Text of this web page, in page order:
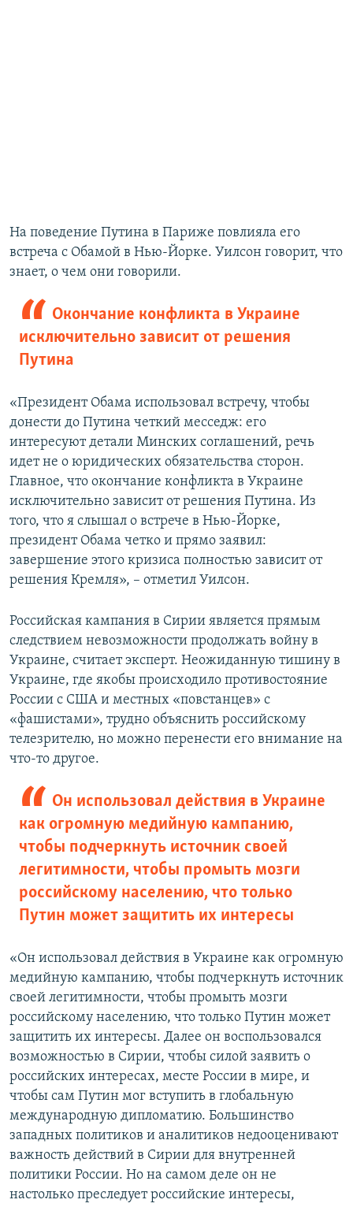
На поведение Путина в Париже повлияла его
встреча с Обамой в Нью-Йорке. Уилсон говорит, что
знает, о чем они говорили.
Окончание конфликта в Украине
исключительно зависит от решения
Путина
«Президент Обама использовал встречу, чтобы
донести до Путина четкий месседж: его
интересуют детали Минских соглашений, речь
идет не о юридических обязательства сторон.
Главное, что окончание конфликта в Украине
исключительно зависит от решения Путина. Из
того, что я слышал о встрече в Нью-Йорке,
президент Обама четко и прямо заявил:
завершение этого кризиса полностью зависит от
решения Кремля», – отметил Уилсон.
Российская кампания в Сирии является прямым
следствием невозможности продолжать войну в
Украине, считает эксперт. Неожиданную тишину в
Украине, где якобы происходило противостояние
России с США и местных «повстанцев» с
«фашистами», трудно объяснить российскому
телезрителю, но можно перенести его внимание на
что-то другое.
Он использовал действия в Украине
как огромную медийную кампанию,
чтобы подчеркнуть источник своей
легитимности, чтобы промыть мозги
российскому населению, что только
Путин может защитить их интересы
«Он использовал действия в Украине как огромную
медийную кампанию, чтобы подчеркнуть источник
своей легитимности, чтобы промыть мозги
российскому населению, что только Путин может
защитить их интересы. Далее он воспользовался
возможностью в Сирии, чтобы силой заявить о
российских интересах, месте России в мире, и
чтобы сам Путин мог вступить в глобальную
международную дипломатию. Большинство
западных политиков и аналитиков недооценивают
важность действий в Сирии для внутренней
политики России. Но на самом деле он не
настолько преследует российские интересы,